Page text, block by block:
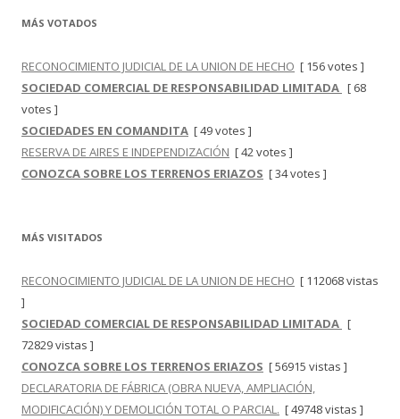
MÁS VOTADOS
RECONOCIMIENTO JUDICIAL DE LA UNION DE HECHO [ 156 votes ]
SOCIEDAD COMERCIAL DE RESPONSABILIDAD LIMITADA [ 68
votes ]
SOCIEDADES EN COMANDITA [ 49 votes ]
RESERVA DE AIRES E INDEPENDIZACIÓN [ 42 votes ]
CONOZCA SOBRE LOS TERRENOS ERIAZOS [ 34 votes ]
MÁS VISITADOS
RECONOCIMIENTO JUDICIAL DE LA UNION DE HECHO [ 112068 vistas
]
SOCIEDAD COMERCIAL DE RESPONSABILIDAD LIMITADA [
72829 vistas ]
CONOZCA SOBRE LOS TERRENOS ERIAZOS [ 56915 vistas ]
DECLARATORIA DE FÁBRICA (OBRA NUEVA, AMPLIACIÓN,
MODIFICACIÓN) Y DEMOLICIÓN TOTAL O PARCIAL. [ 49748 vistas ]